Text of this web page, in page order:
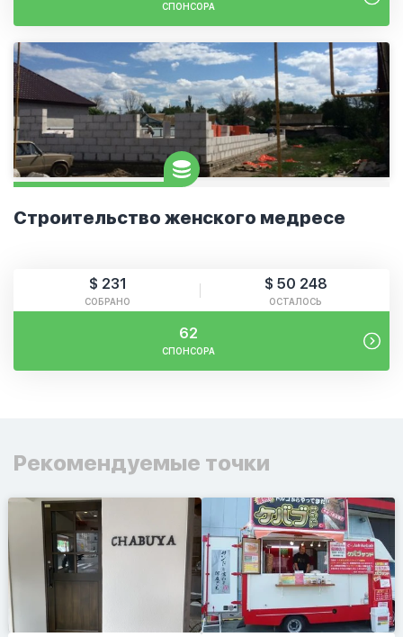
СПОНСОРА
Строительство женского медресе
$ 231
СОБРАНО
$ 50 248
ОСТАЛОСЬ
62
СПОНСОРА
Рекомендуемые точки